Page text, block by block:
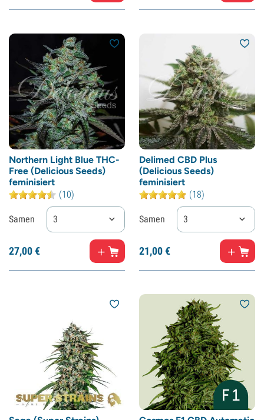
Northern Light Blue THC-
Free (Delicious Seeds)
feminisiert
(10)
Samen 3
27,00€
Delimed CBD Plus
(Delicious Seeds)
feminisiert
(18)
Samen 3
21,00€